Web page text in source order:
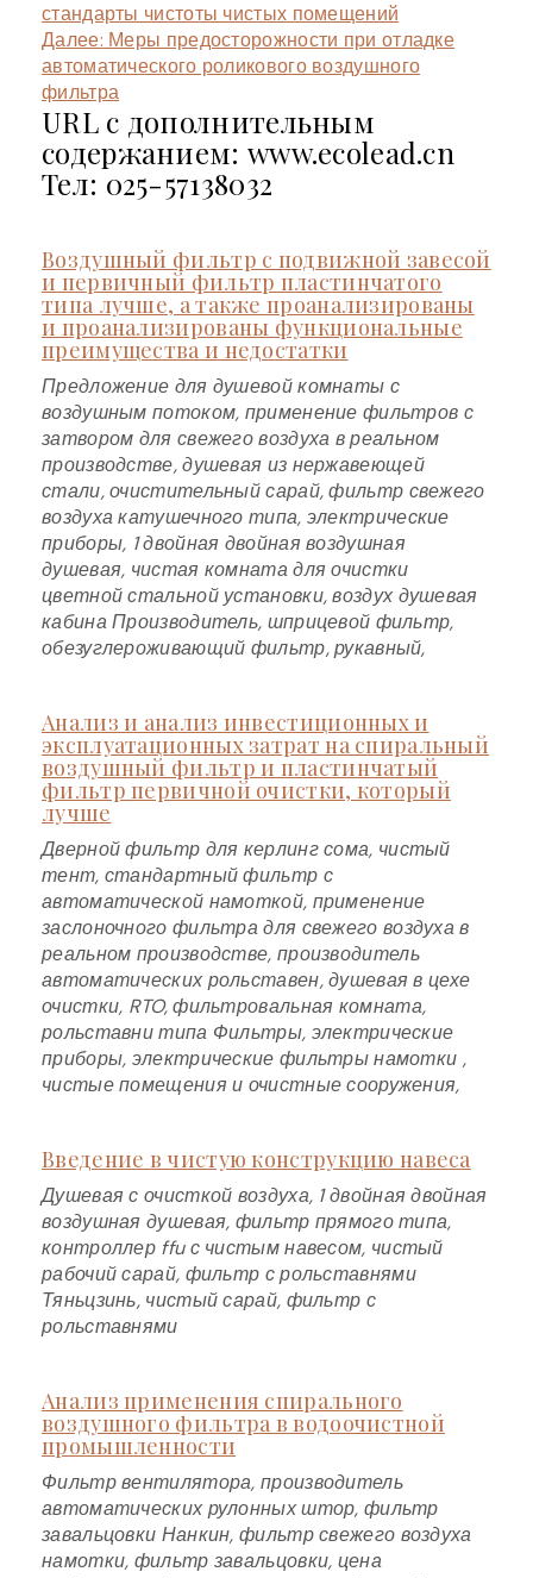
стандарты чистоты чистых помещений
Далее: Меры предосторожности при отладке
автоматического роликового воздушного
фильтра
URL с дополнительным
содержанием: www.ecolead.cn
Тел: 025-57138032
Воздушный фильтр с подвижной завесой
и первичный фильтр пластинчатого
типа лучше, а также проанализированы
и проанализированы функциональные
преимущества и недостатки
Предложение для душевой комнаты с
воздушным потоком, применение фильтров с
затвором для свежего воздуха в реальном
производстве, душевая из нержавеющей
стали, очистительный сарай, фильтр свежего
воздуха катушечного типа, электрические
приборы, 1 двойная двойная воздушная
душевая, чистая комната для очистки
цветной стальной установки, воздух душевая
кабина Производитель, шприцевой фильтр,
обезуглероживающий фильтр, рукавный,
Анализ и анализ инвестиционных и
эксплуатационных затрат на спиральный
воздушный фильтр и пластинчатый
фильтр первичной очистки, который
лучше
Дверной фильтр для керлинг сома, чистый
тент, стандартный фильтр с
автоматической намоткой, применение
заслоночного фильтра для свежего воздуха в
реальном производстве, производитель
автоматических рольставен, душевая в цехе
очистки, RTO, фильтровальная комната,
рольставни типа Фильтры, электрические
приборы, электрические фильтры намотки ,
чистые помещения и очистные сооружения,
Введение в чистую конструкцию навеса
Душевая с очисткой воздуха, 1 двойная двойная
воздушная душевая, фильтр прямого типа,
контроллер ffu с чистым навесом, чистый
рабочий сарай, фильтр с рольставнями
Тяньцзинь, чистый сарай, фильтр с
рольставнями
Анализ применения спирального
воздушного фильтра в водоочистной
промышленности
Фильтр вентилятора, производитель
автоматических рулонных штор, фильтр
завальцовки Нанкин, фильтр свежего воздуха
намотки, фильтр завальцовки, цена